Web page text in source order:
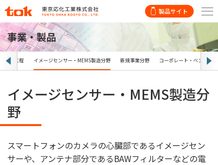
製品サイト
事業・製品
造後工程 イメージセンサー・MEMS製造分野 新規事業分野 コーポレート・ベンチャ
イメージセンサー・MEMS製造分
野
スマートフォンのカメラの心臓部であるイメージセン
サーや、アンテナ部分であるBAWフィルターなどの電